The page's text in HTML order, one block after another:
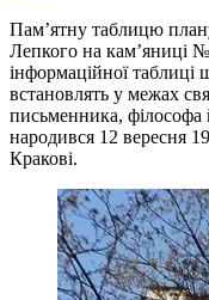
Пам’ятну таблицю
Лепкого на кам’яниці
інформаційної
встановлять у межах
письменника, філософа
народився 12 вересня
Кракові.